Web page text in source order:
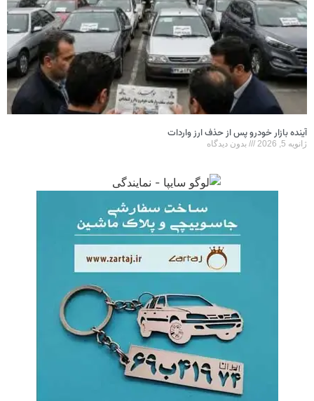
آینده بازار خودرو پس از حذف ارز واردات
ژانویه 5, 2026 بدون دیدگاه